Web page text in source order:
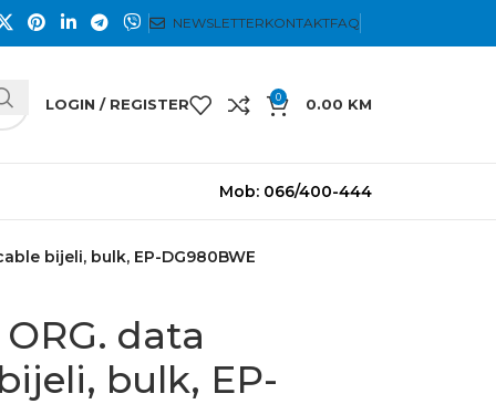
NEWSLETTERKONTAKTFAQ
LOGIN / REGISTER 0 0.00 KM
Mob: 066/400-444
bijeli, bulk, EP-DG980BWE
data
bulk, EP-